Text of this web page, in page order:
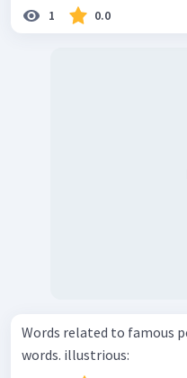
1 0.0
Words related to famous
words. illustrious: